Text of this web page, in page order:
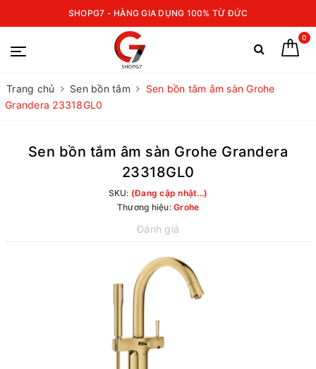
SHOPG7 - HÀNG GIA DỤNG 100% TỪ ĐỨC
0
Trang chủ Sen bồn tắm
Sen bồn tắm âm sàn Grohe
Grandera 23318GL0
Sen bồn tắm âm sàn Grohe Grandera
23318GL0
SKU: (Đang cập nhật...)
Thương hiệu: Grohe
Đánh giá